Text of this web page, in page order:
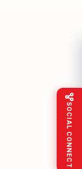
SOCIAL CONNECT